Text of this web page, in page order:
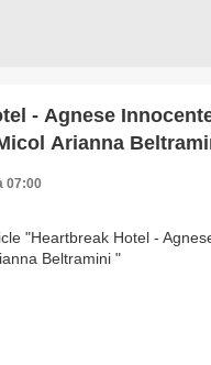
- Agnese
Arianna
07:00